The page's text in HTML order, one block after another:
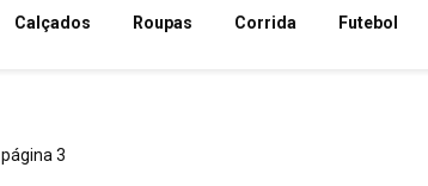
Calçados Roupas Corrida Futebol
página 3